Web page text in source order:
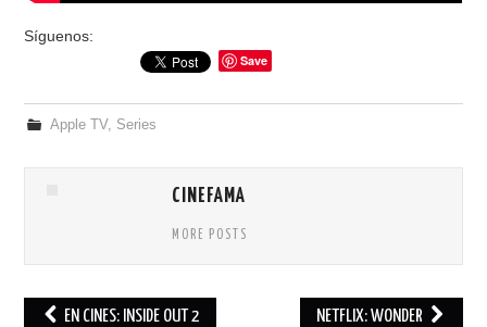
Síguenos:
Save
Apple TV, Series
CINEFAMA
MORE POSTS
EN CINES: INSIDE OUT 2 NETFLIX: WONDER